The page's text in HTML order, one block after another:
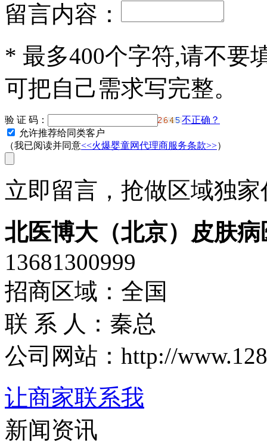
留言内容：
* 最多400个字符,请不要
可把自己需求写完整。
验 证 码：
不正确？
允许推荐给同类客户
（我已阅读并同意<<火爆婴童网代理商服务条款>>）
立即留言，抢做区域独
北医博大（北京）皮肤
13681300999
招商区域：全国
联 系 人：秦总
公司网站：http://
让商家联系我
新闻资讯